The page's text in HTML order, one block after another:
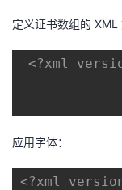
定义证书数组的 XML
<?xml
应用字体：
<?xml